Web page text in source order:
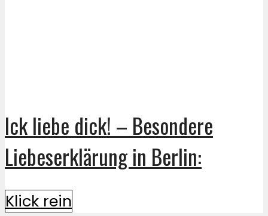
Ick liebe dick! – Besondere
Liebeserklärung in Berlin:
Klick rein